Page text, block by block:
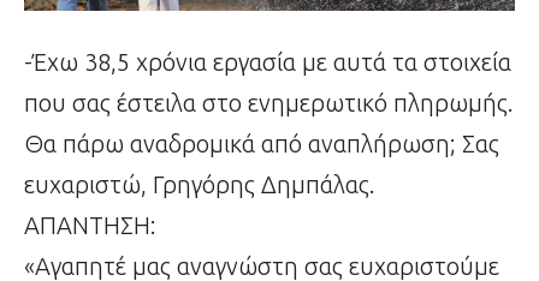
-Έχω 38,5 χρόνια εργασία με αυτά τα στοιχεία
που σας έστειλα στο ενημερωτικό πληρωμής.
Θα πάρω αναδρομικά από αναπλήρωση; Σας
ευχαριστώ, Γρηγόρης Δημπάλας.
ΑΠΑΝΤΗΣΗ:
«Αγαπητέ μας αναγνώστη σας ευχαριστούμε